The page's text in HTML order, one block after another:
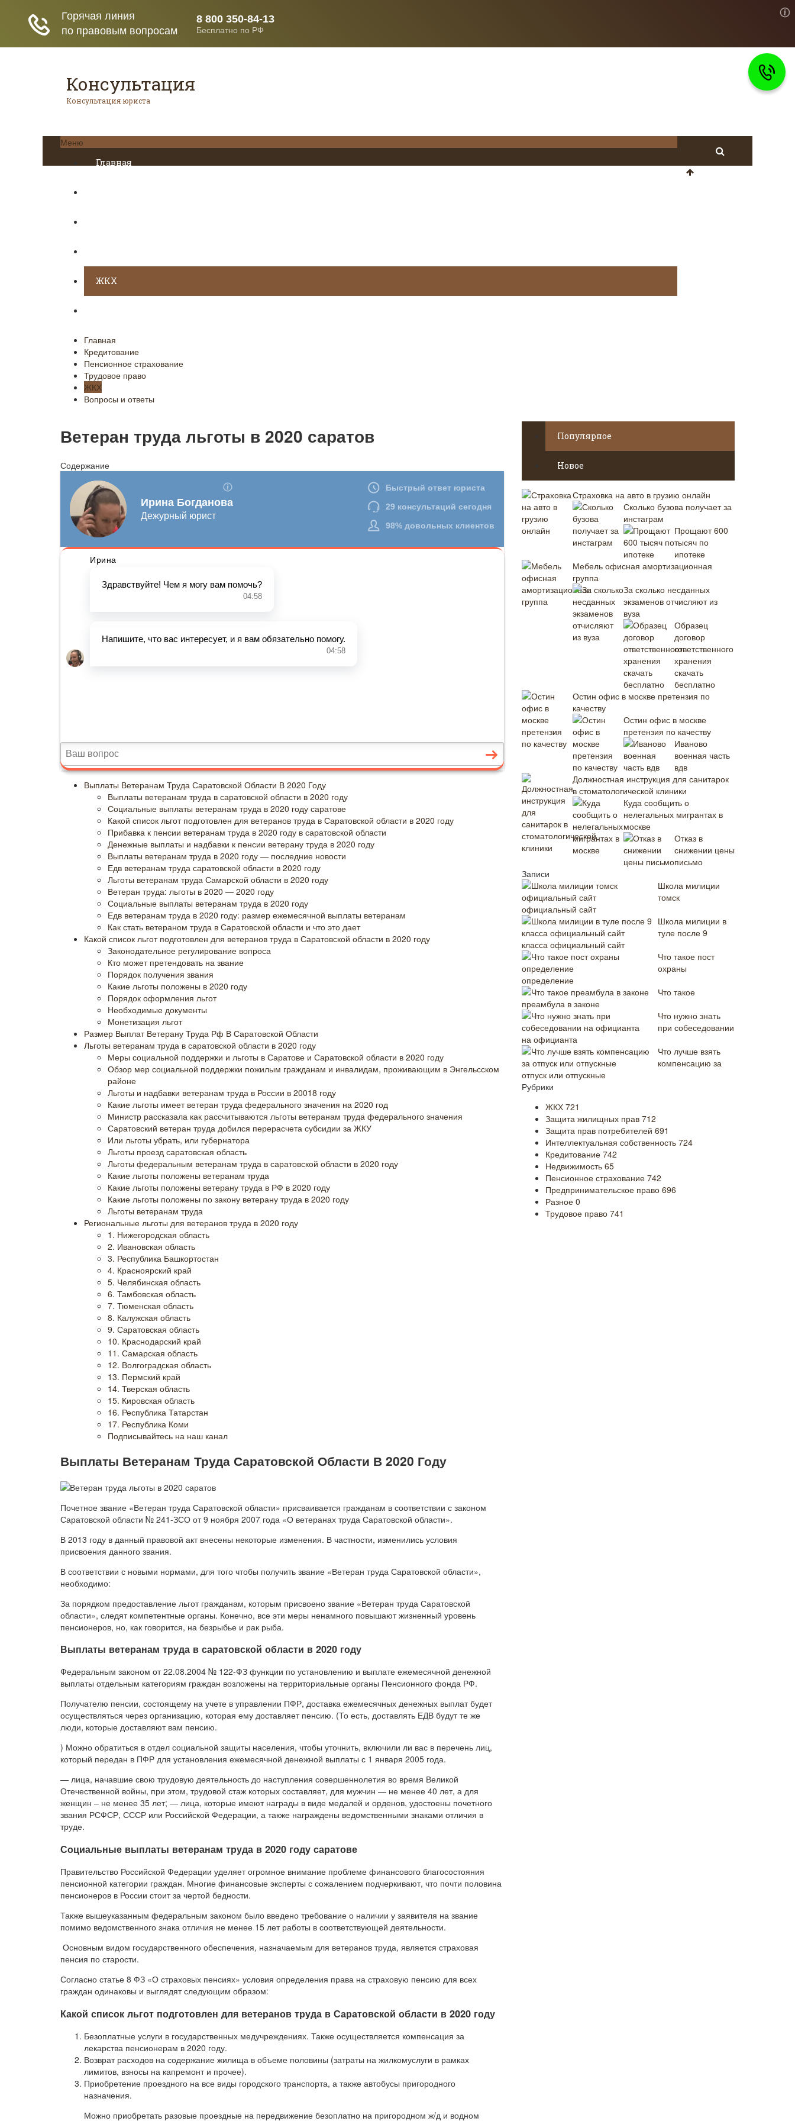
Консультация
Консультация юриста
Меню
Главная
ЖКХ
Главная
Кредитование
Пенсионное страхование
Трудовое право
ЖКХ
Вопросы и ответы
Ветеран труда льготы в 2020 саратов
Содержание
Выплаты Ветеранам Труда Саратовской Области В 2020 Году
Выплаты ветеранам труда в саратовской области в 2020 году
Социальные выплаты ветеранам труда в 2020 году саратове
Какой список льгот подготовлен для ветеранов труда в Саратовской области в 2020 году
Прибавка к пенсии ветеранам труда в 2020 году в саратовской области
Денежные выплаты и надбавки к пенсии ветерану труда в 2020 году
Выплаты ветеранам труда в 2020 году — последние новости
Едв ветеранам труда саратовской области в 2020 году
Льготы ветеранам труда Самарской области в 2020 году
Ветеран труда: льготы в 2020 — 2020 году
Социальные выплаты ветеранам труда в 2020 году
Едв ветеранам труда в 2020 году: размер ежемесячной выплаты ветеранам
Как стать ветераном труда в Саратовской области и что это дает
Какой список льгот подготовлен для ветеранов труда в Саратовской области в 2020 году
Законодательное регулирование вопроса
Кто может претендовать на звание
Порядок получения звания
Какие льготы положены в 2020 году
Порядок оформления льгот
Необходимые документы
Монетизация льгот
Размер Выплат Ветерану Труда Рф В Саратовской Области
Льготы ветеранам труда в саратовской области в 2020 году
Меры социальной поддержки и льготы в Саратове и Саратовской области в 2020 году
Обзор мер социальной поддержки пожилым гражданам и инвалидам, проживающим в Энгельсском
районе
Льготы и надбавки ветеранам труда в России в 20018 году
Какие льготы имеет ветеран труда федерального значения на 2020 год
Министр рассказала как рассчитываются льготы ветеранам труда федерального значения
Саратовский ветеран труда добился перерасчета субсидии за ЖКУ
Или льготы убрать, или губернатора
Льготы проезд саратовская область
Льготы федеральным ветеранам труда в саратовской области в 2020 году
Какие льготы положены ветеранам труда
Какие льготы положены ветерану труда в РФ в 2020 году
Какие льготы положены по закону ветерану труда в 2020 году
Льготы ветеранам труда
Региональные льготы для ветеранов труда в 2020 году
1. Нижегородская область
2. Ивановская область
3. Республика Башкортостан
4. Красноярский край
5. Челябинская область
6. Тамбовская область
7. Тюменская область
8. Калужская область
9. Саратовская область
10. Краснодарский край
11. Самарская область
12. Волгоградская область
13. Пермский край
14. Тверская область
15. Кировская область
16. Республика Татарстан
17. Республика Коми
Подписывайтесь на наш канал
Выплаты Ветеранам Труда Саратовской Области В 2020 Году
Почетное звание «Ветеран труда Саратовской области» присваивается гражданам в соответствии с законом
Саратовской области № 241-ЗСО от 9 ноября 2007 года «О ветеранах труда Саратовской области».
В 2013 году в данный правовой акт внесены некоторые изменения. В частности, изменились условия
присвоения данного звания.
В соответствии с новыми нормами, для того чтобы получить звание «Ветеран труда Саратовской области»,
необходимо:
За порядком предоставление льгот гражданам, которым присвоено звание «Ветеран труда Саратовской
области», следят компетентные органы. Конечно, все эти меры ненамного повышают жизненный уровень
пенсионеров, но, как говорится, на безрыбье и рак рыба.
Выплаты ветеранам труда в саратовской области в 2020 году
Федеральным законом от 22.08.2004 № 122-ФЗ функции по установлению и выплате ежемесячной денежной
выплаты отдельным категориям граждан возложены на территориальные органы Пенсионного фонда РФ.
Получателю пенсии, состоящему на учете в управлении ПФР, доставка ежемесячных денежных выплат будет
осуществляться через организацию, которая ему доставляет пенсию. (То есть, доставлять ЕДВ будут те же
люди, которые доставляют вам пенсию.
) Можно обратиться в отдел социальной защиты населения, чтобы уточнить, включили ли вас в перечень лиц,
который передан в ПФР для установления ежемесячной денежной выплаты с 1 января 2005 года.
— лица, начавшие свою трудовую деятельность до наступления совершеннолетия во время Великой
Отечественной войны, при этом, трудовой стаж которых составляет, для мужчин — не менее 40 лет, а для
женщин – не менее 35 лет; — лица, которые имеют награды в виде медалей и орденов, удостоены почетного
звания РСФСР, СССР или Российской Федерации, а также награждены ведомственными знаками отличия в
труде.
Социальные выплаты ветеранам труда в 2020 году саратове
Правительство Российской Федерации уделяет огромное внимание проблеме финансового благосостояния
пенсионной категории граждан. Многие финансовые эксперты с сожалением подчеркивают, что почти половина
пенсионеров в России стоит за чертой бедности.
Также вышеуказанным федеральным законом было введено требование о наличии у заявителя на звание
помимо ведомственного знака отличия не менее 15 лет работы в соответствующей деятельности.
Основным видом государственного обеспечения, назначаемым для ветеранов труда, является страховая
пенсия по старости.
Согласно статье 8 ФЗ «О страховых пенсиях» условия определения права на страховую пенсию для всех
граждан одинаковы и выглядят следующим образом:
Какой список льгот подготовлен для ветеранов труда в Саратовской области в 2020 году
Безоплатные услуги в государственных медучреждениях. Также осуществляется компенсация за
лекарства пенсионерам в 2020 году.
Возврат расходов на содержание жилища в объеме половины (затраты на жилкомуслуги в рамках
лимитов, взносы на капремонт и прочее).
Приобретение проездного на все виды городского транспорта, а также автобусы пригородного
назначения.
Можно приобретать разовые проездные на передвижение безоплатно на пригородном ж/д и водном
Популярное
Новое
Страховка на авто в грузию онлайн
Сколько бузова получает за
инстаграм
Прощают 600
тысяч по
ипотеке
Мебель офисная амортизационная
группа
За сколько несданных
экзаменов отчисляют из
вуза
Образец
договор
ответственного
хранения
скачать
бесплатно
Остин офис в москве претензия по
качеству
Остин офис в москве
претензия по качеству
Иваново
военная часть
вдв
Должностная инструкция для санитарок
в стоматологической клиники
Куда сообщить о
нелегальных мигрантах в
москве
Отказ в
снижении цены
письмо
Записи
Школа милиции
томск
официальный сайт
Школа милиции в
туле после 9
класса официальный сайт
Что такое пост
охраны
определение
Что такое
преамбула в законе
Что нужно знать
при собеседовании
на официанта
Что лучше взять
компенсацию за
отпуск или отпускные
Рубрики
ЖКХ 721
Защита жилищных прав 712
Защита прав потребителей 691
Интеллектуальная собственность 724
Кредитование 742
Недвижимость 65
Пенсионное страхование 742
Предпринимательское право 696
Разное 0
Трудовое право 741